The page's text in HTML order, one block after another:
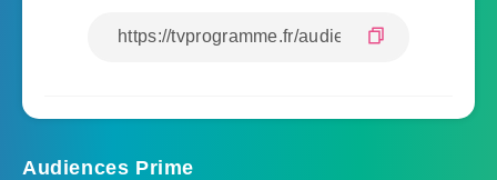
Audiences Prime